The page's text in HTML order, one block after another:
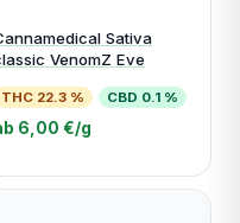
Sativa
VenomZ Eve
THC 22.3 % CBD 0.1 %
6,00 €/g